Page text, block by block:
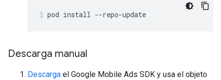
pod install --repo-update
Descarga manual
Descarga el Google Mobile Ads SDK y usa el objeto